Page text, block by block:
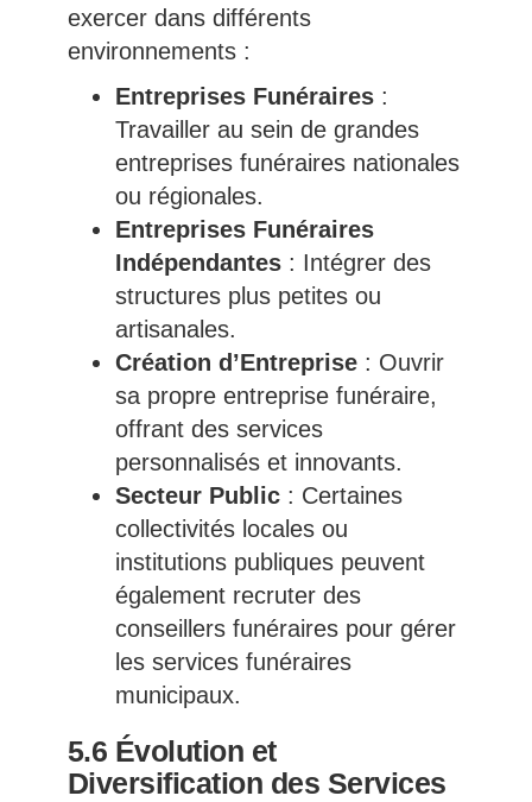
exercer dans différents
environnements :
Entreprises Funéraires:
Travailler au sein de grandes
entreprises funéraires nationales
ou régionales.
Entreprises Funéraires
Indépendantes: Intégrer des
structures plus petites ou
artisanales.
Création d’Entreprise: Ouvrir
sa propre entreprise funéraire,
offrant des services
personnalisés et innovants.
Secteur Public: Certaines
collectivités locales ou
institutions publiques peuvent
également recruter des
conseillers funéraires pour gérer
les services funéraires
municipaux.
5.6 Évolution et
Diversification des Services